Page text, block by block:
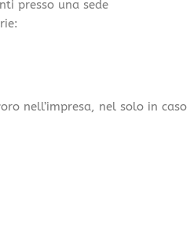
presso una sede
nell’impresa, nel solo in caso